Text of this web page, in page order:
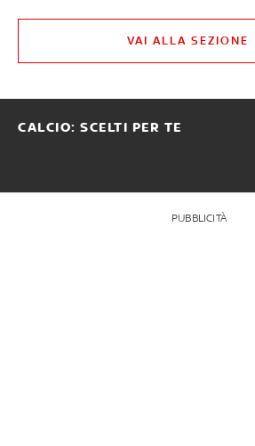
VAI ALLA SEZIONE
CALCIO: SCELTI PER TE
PUBBLICITÀ